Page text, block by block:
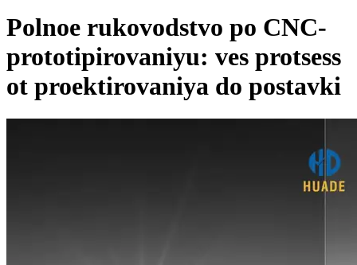
Polnoe rukovodstvo po CNC-
prototipirovaniyu: ves protsess
ot proektirovaniya do postavki